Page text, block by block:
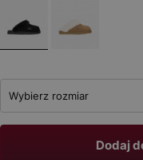
Wybierz rozmiar
Dodaj